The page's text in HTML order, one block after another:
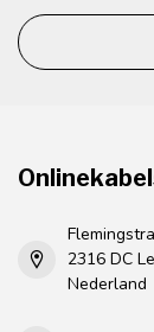
2316 DC
Nederland